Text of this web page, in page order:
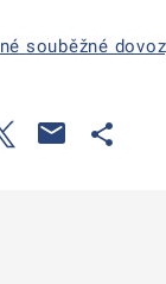
souběžné
otevře na nové
se otevře na
Odkaz se otevře